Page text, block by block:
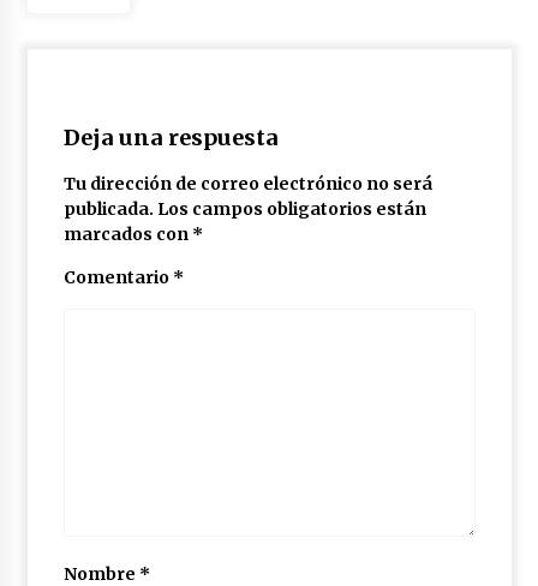
Deja una respuesta
Tu dirección de correo electrónico no será
publicada. Los campos obligatorios están
marcados con *
Comentario *
Nombre *